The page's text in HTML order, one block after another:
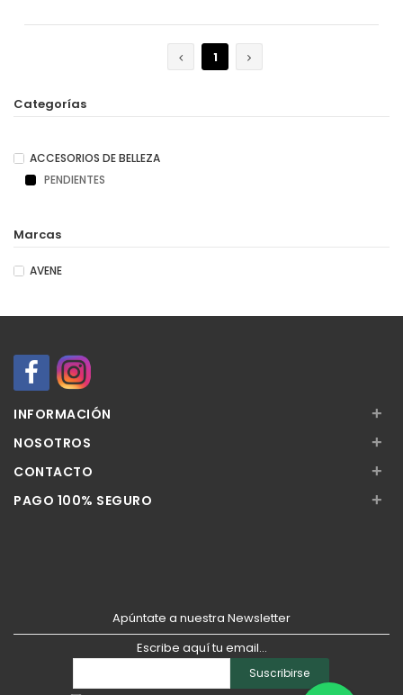
1
Categorías
ACCESORIOS DE BELLEZA
PENDIENTES
Marcas
AVENE
INFORMACIÓN +
NOSOTROS +
CONTACTO +
PAGO 100% SEGURO +
Apúntate a nuestra Newsletter
Escribe aquí tu email...
Suscribirse